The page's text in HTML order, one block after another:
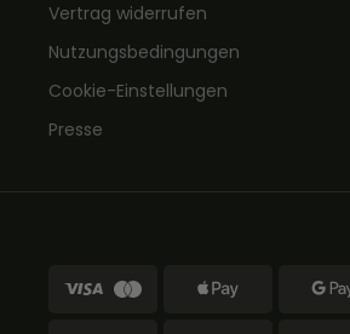
Vertrag widerrufen
Nutzungsbedingungen
Cookie-Einstellungen
Presse